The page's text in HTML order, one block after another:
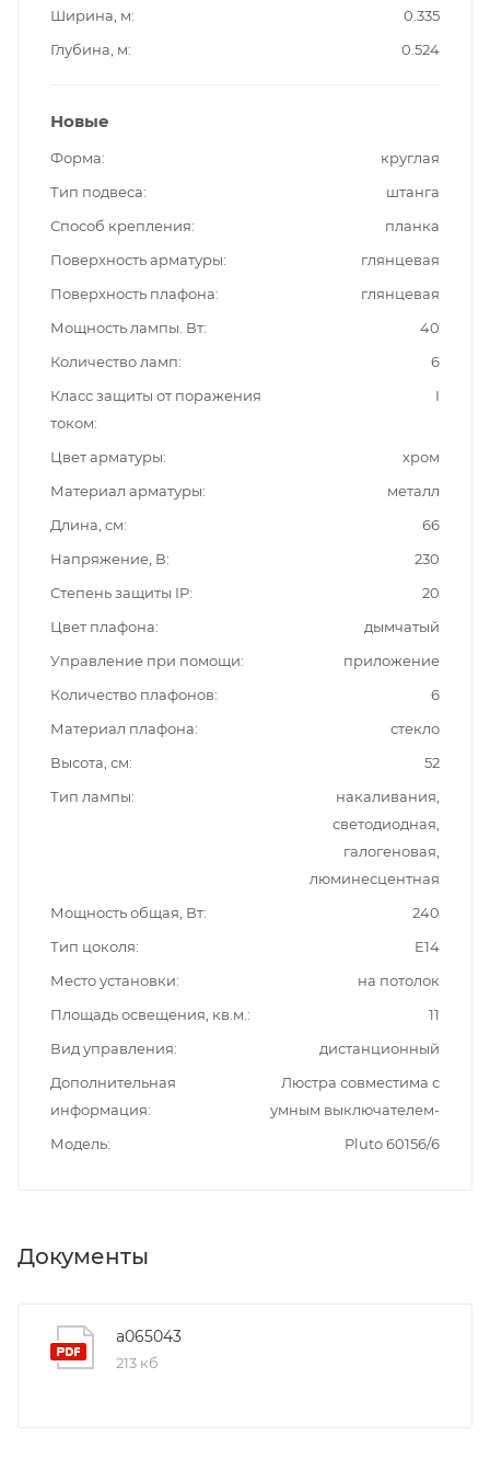
Ширина, м
0.335
Глубина, м
0.524
Новые
Форма
круглая
Тип подвеса
штанга
Способ крепления
планка
Поверхность арматуры
глянцевая
Поверхность плафона
глянцевая
Мощность лампы. Вт
40
Количество ламп
6
Класс защиты от поражения
током
I
Цвет арматуры
хром
Материал арматуры
металл
Длина, см
66
Напряжение, В
230
Степень защиты IP
20
Цвет плафона
дымчатый
Управление при помощи
приложение
Количество плафонов
6
Материал плафона
стекло
Высота, см
52
Тип лампы
накаливания,
светодиодная,
галогеновая,
люминесцентная
Мощность общая, Вт
240
Тип цоколя
E14
Место установки
на потолок
Площадь освещения, кв.м.
11
Вид управления
дистанционный
Дополнительная
информация
Люстра совместима с
умным выключателем-
Модель
Pluto 60156/6
Документы
a065043
213 кб